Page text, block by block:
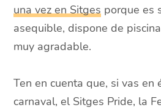
una vez en Sitges porque es
asequible, dispone de
muy agradable.
Ten en cuenta que, si vas en
carnaval, el Sitges Pride, la